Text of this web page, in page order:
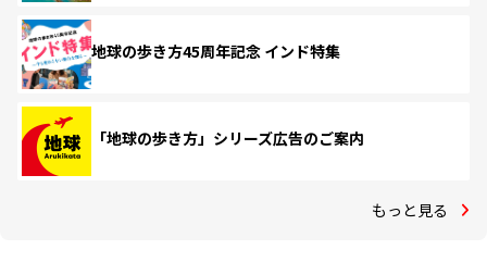
地球の歩き方45周年記念 インド特集
「地球の歩き方」シリーズ広告のご案内
もっと見る